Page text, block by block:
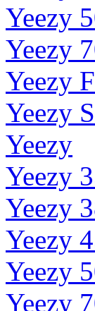
Yeezy
Yeezy
Yeezy
Yeezy
Yeezy
Yeezy
Yeezy
Yeezy
Yeezy
Yeezy